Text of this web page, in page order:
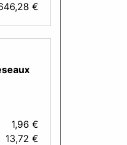
€
1,96 €
13,72 €